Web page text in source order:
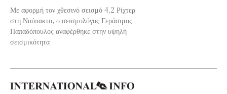
Με αφορμή τον χθεσινό σεισμό 4,2 Ρίχτερ
στη Ναύπακτο, ο σεισμολόγος Γεράσιμος
Παπαδόπουλος αναφέρθηκε στην υψηλή
σεισμικότητα